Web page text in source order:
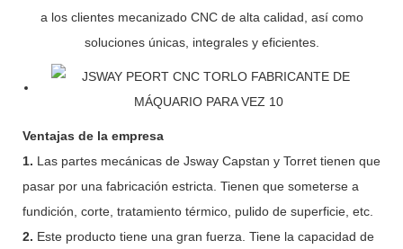
a los clientes mecanizado CNC de alta calidad, así como
soluciones únicas, integrales y eficientes.
Ventajas de la empresa
1. Las partes mecánicas de Jsway Capstan y Torret tienen que
pasar por una fabricación estricta. Tienen que someterse a
fundición, corte, tratamiento térmico, pulido de superficie, etc.
2. Este producto tiene una gran fuerza. Tiene la capacidad de